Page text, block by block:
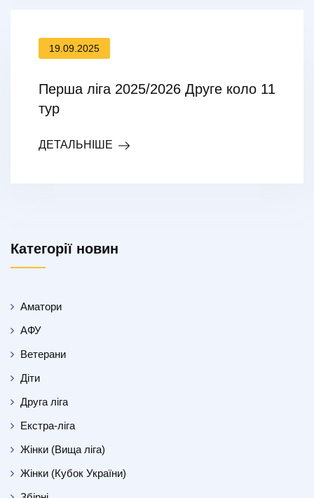
19.09.2025
Перша ліга 2025/2026 Друге коло 11
тур
ДЕТАЛЬНІШЕ
Категорії новин
Аматори
АФУ
Ветерани
Діти
Друга ліга
Екстра-ліга
Жінки (Вища ліга)
Жінки (Кубок України)